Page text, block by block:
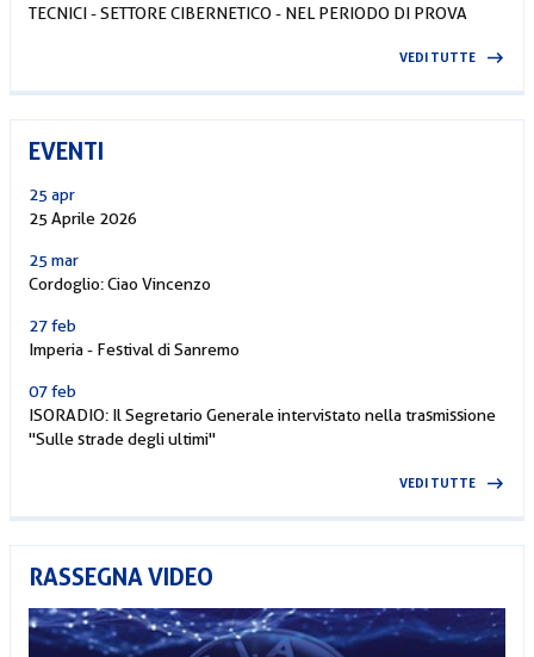
TECNICI - SETTORE CIBERNETICO - NEL PERIODO DI PROVA
VEDI TUTTE
EVENTI
25 apr
25 Aprile 2026
25 mar
Cordoglio: Ciao Vincenzo
27 feb
Imperia - Festival di Sanremo
07 feb
ISORADIO: Il Segretario Generale intervistato nella trasmissione
"Sulle strade degli ultimi"
VEDI TUTTE
RASSEGNA VIDEO